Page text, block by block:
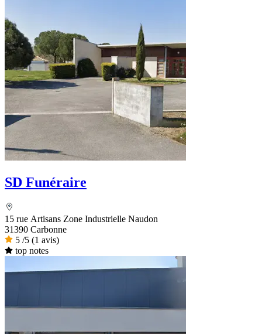
SD Funéraire
15 rue Artisans Zone Industrielle Naudon
31390 Carbonne
5 /5 (1 avis)
top notes